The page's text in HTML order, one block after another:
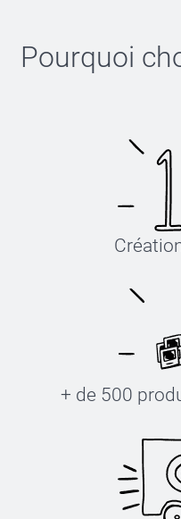
Pourquoi
+ de 500